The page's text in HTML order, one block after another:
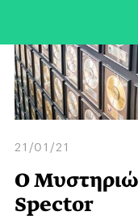
21/01/21
Ο
Spector